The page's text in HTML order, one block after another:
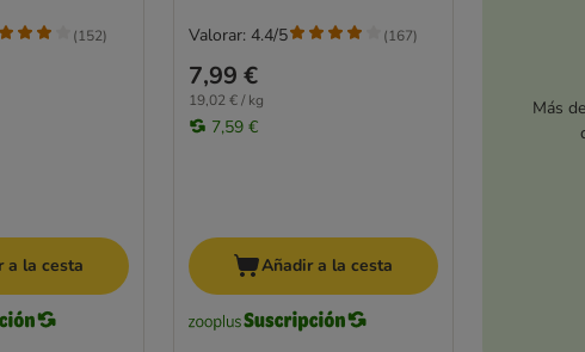
(152)
a la cesta
7,99 €
19,02 € / kg
7,59 €
Valorar: 4.4/5 (167)
Añadir a la cesta
Más